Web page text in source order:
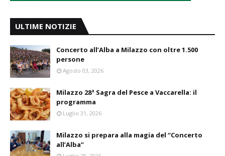
ULTIME NOTIZIE
Concerto all’Alba a Milazzo con oltre 1.500
persone
Agosto 03, 2026
Milazzo 28ª Sagra del Pesce a Vaccarella: il
programma
Luglio 31, 2026
Milazzo si prepara alla magia del “Concerto
all’Alba”